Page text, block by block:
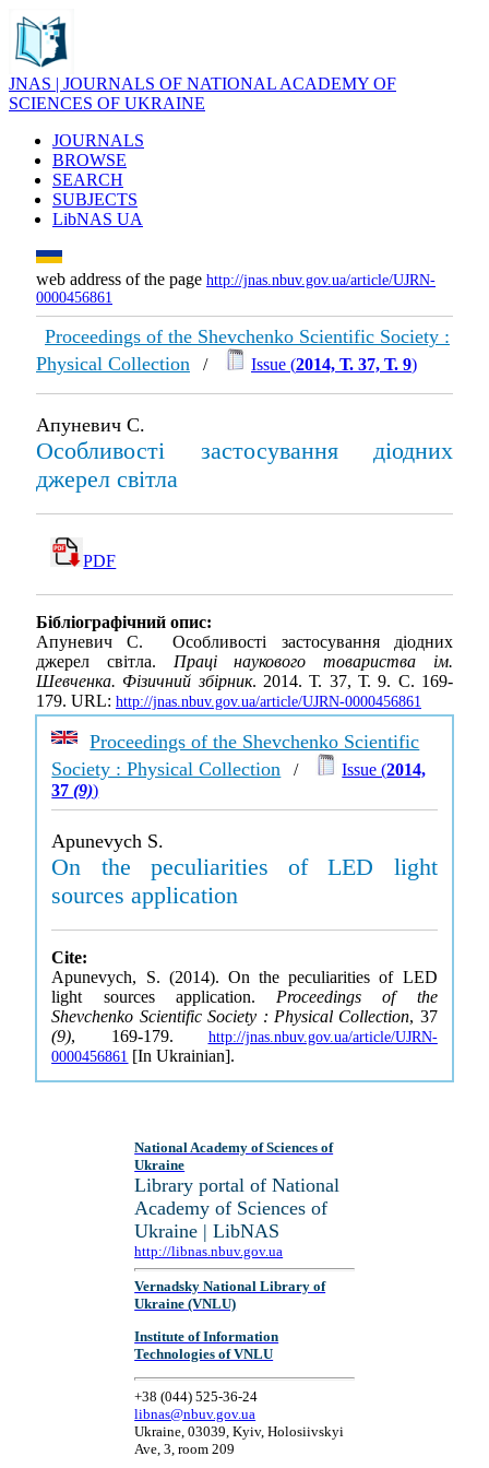
JNAS | JOURNALS OF NATIONAL ACADEMY OF
SCIENCES OF UKRAINE
JOURNALS
BROWSE
SEARCH
SUBJECTS
LibNAS UA
web address of the page http://jnas.nbuv.gov.ua/article/UJRN-
0000456861
Proceedings of the Shevchenko Scientific Society :
Physical Collection / Issue (2014, Т. 37, Т. 9)
Апуневич С.
Особливості застосування діодних
джерел світла
PDF
Бібліографічний опис:
Апуневич С. Особливості застосування діодних
джерел світла. Праці наукового товариства ім.
Шевченка. Фізичний збірник. 2014. Т. 37, Т. 9. С. 169-
179. URL: http://jnas.nbuv.gov.ua/article/UJRN-0000456861
Proceedings of the Shevchenko Scientific
Society : Physical Collection / Issue (2014,
37(9))
Apunevych S.
On the peculiarities of LED light
sources application
Cite:
Apunevych, S. (2014). On the peculiarities of LED
light sources application. Proceedings of the
Shevchenko Scientific Society : Physical Collection, 37
(9), 169-179. http://jnas.nbuv.gov.ua/article/UJRN-
0000456861 [In Ukrainian].
National Academy of Sciences of
Ukraine
Library portal of National
Academy of Sciences of
Ukraine | LibNAS
http://libnas.nbuv.gov.ua
Vernadsky National Library of
Ukraine (VNLU)
Institute of Information
Technologies of VNLU
+38 (044) 525-36-24
libnas@nbuv.gov.ua
Ukraine, 03039, Kyiv, Holosiivskyi
Ave, 3, room 209